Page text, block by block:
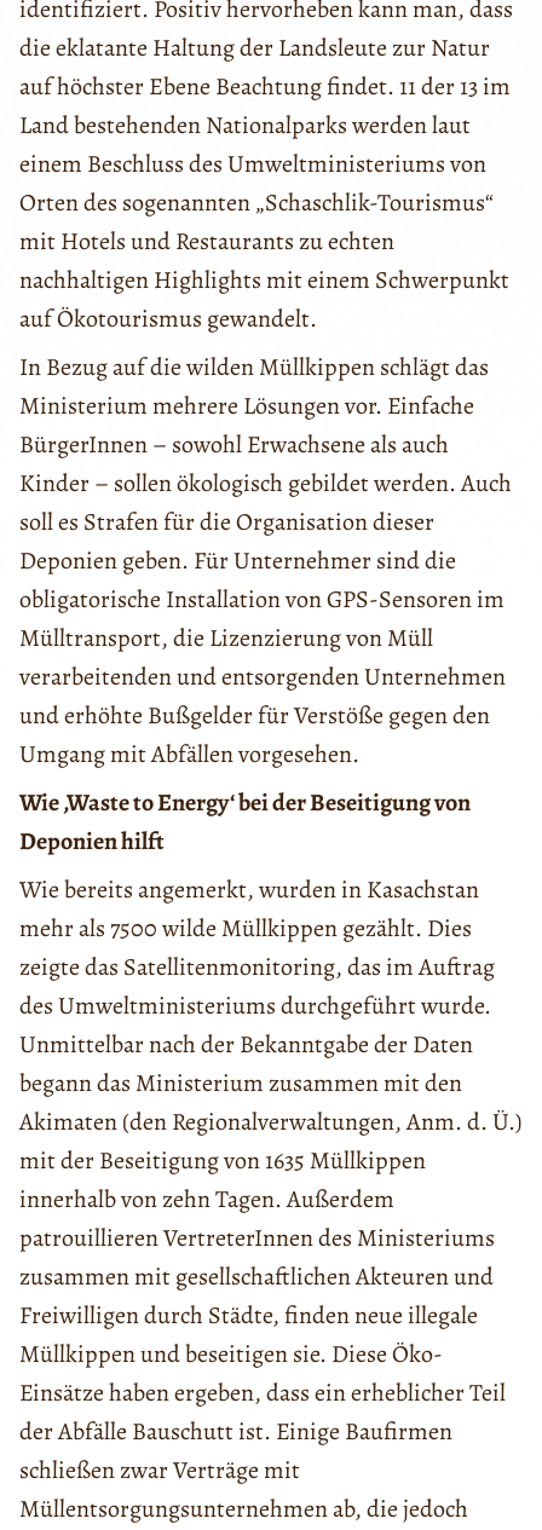
identifiziert. Positiv hervorheben kann man, dass
die eklatante Haltung der Landsleute zur Natur
auf höchster Ebene Beachtung findet. 11 der 13 im
Land bestehenden Nationalparks werden laut
einem Beschluss des Umweltministeriums von
Orten des sogenannten „Schaschlik-Tourismus“
mit Hotels und Restaurants zu echten
nachhaltigen Highlights mit einem Schwerpunkt
auf Ökotourismus gewandelt.
In Bezug auf die wilden Müllkippen schlägt das
Ministerium mehrere Lösungen vor. Einfache
BürgerInnen – sowohl Erwachsene als auch
Kinder – sollen ökologisch gebildet werden. Auch
soll es Strafen für die Organisation dieser
Deponien geben. Für Unternehmer sind die
obligatorische Installation von GPS-Sensoren im
Mülltransport, die Lizenzierung von Müll
verarbeitenden und entsorgenden Unternehmen
und erhöhte Bußgelder für Verstöße gegen den
Umgang mit Abfällen vorgesehen.
Wie ‚Waste to Energy‘ bei der Beseitigung von
Deponien hilft
Wie bereits angemerkt, wurden in Kasachstan
mehr als 7500 wilde Müllkippen gezählt. Dies
zeigte das Satellitenmonitoring, das im Auftrag
des Umweltministeriums durchgeführt wurde.
Unmittelbar nach der Bekanntgabe der Daten
begann das Ministerium zusammen mit den
Akimaten (den Regionalverwaltungen, Anm. d. Ü.)
mit der Beseitigung von 1635 Müllkippen
innerhalb von zehn Tagen. Außerdem
patrouillieren VertreterInnen des Ministeriums
zusammen mit gesellschaftlichen Akteuren und
Freiwilligen durch Städte, finden neue illegale
Müllkippen und beseitigen sie. Diese Öko-
Einsätze haben ergeben, dass ein erheblicher Teil
der Abfälle Bauschutt ist. Einige Baufirmen
schließen zwar Verträge mit
Müllentsorgungsunternehmen ab, die jedoch